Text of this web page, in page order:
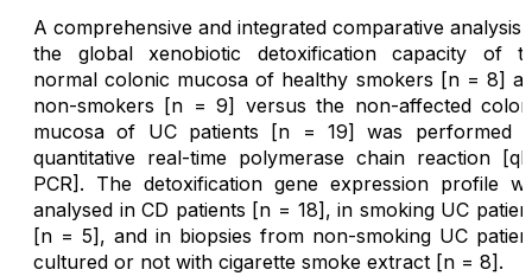
A comprehensive and integrated comparative analysis
the global xenobiotic detoxification capacity of
normal colonic mucosa of healthy smokers [n = 8]
non-smokers [n = 9] versus the non-affected
mucosa of UC patients [n = 19] was performed
quantitative real-time polymerase chain reaction
PCR]. The detoxification gene expression profile
analysed in CD patients [n = 18], in smoking UC
[n = 5], and in biopsies from non-smoking UC
cultured or not with cigarette smoke extract [n = 8].